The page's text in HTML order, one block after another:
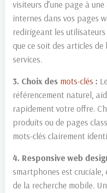
visiteurs d’une page à
internes dans vos pages
redirigeant les
que ce soit des articles
services.
3. Choix des mots-clés :
référencement naturel,
rapidement votre offre.
produits ou de pages
mots-clés clairement
4. Responsive web
smartphones est
de la recherche mobile.